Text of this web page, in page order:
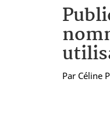
Par Céline